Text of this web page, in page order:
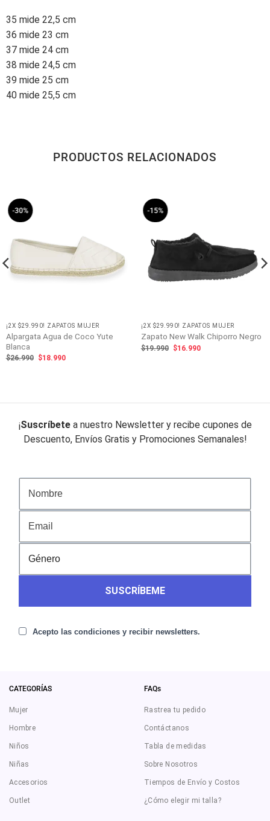
35 mide 22,5 cm
36 mide 23 cm
37 mide 24 cm
38 mide 24,5 cm
39 mide 25 cm
40 mide 25,5 cm
PRODUCTOS RELACIONADOS
-30%
¡2X $29.990! ZAPATOS MUJER
Alpargata Agua de Coco Yute
Blanca
$26.990
El
$18.990El
-15%
¡2X $29.990! ZAPATOS MUJER
Zapato New Walk Chiporro Negro
$19.990 El
$16.990El
¡Suscríbete a nuestro Newsletter y recibe cupones de
Descuento, Envíos Gratis y Promociones Semanales!
SUSCRÍBEME
Acepto las condiciones y recibir newsletters.
CATEGORÍAS
Mujer
Hombre
Niños
Niñas
Accesorios
Outlet
FAQs
Rastrea tu pedido
Contáctanos
Tabla de medidas
Sobre Nosotros
Tiempos de Envío y Costos
¿Cómo elegir mi talla?